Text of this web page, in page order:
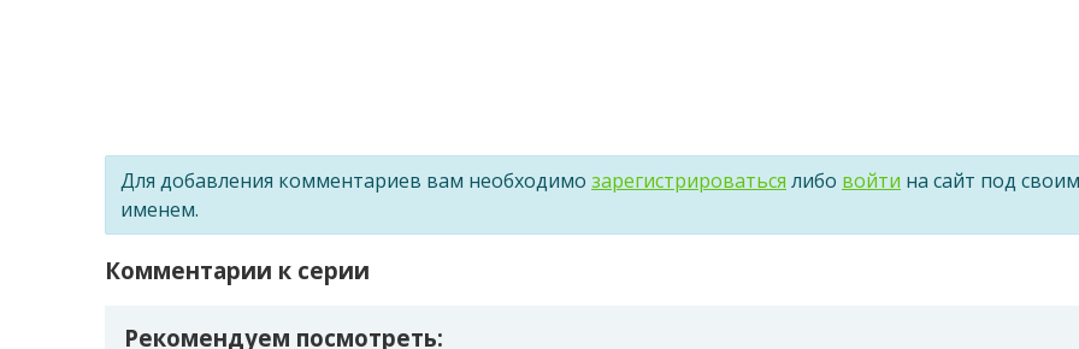
Для добавления комментариев вам необходимо зарегистрироваться либо войти на сайт под своим
именем.
Комментарии к серии
Рекомендуем посмотреть: